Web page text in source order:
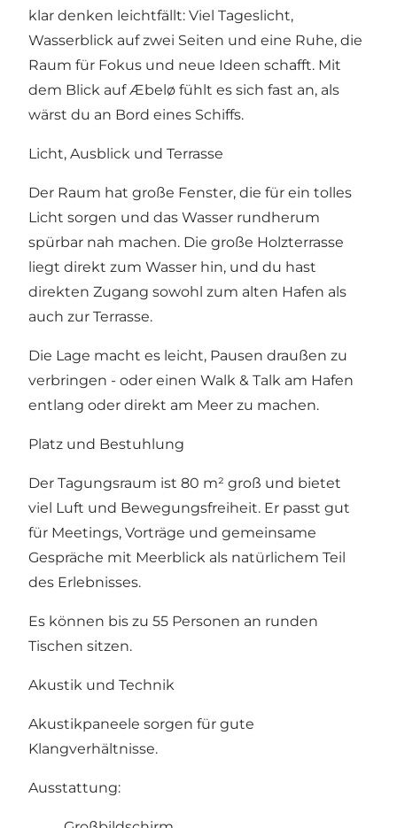
klar denken leichtfällt: Viel Tageslicht,
Wasserblick auf zwei Seiten und eine Ruhe, die
Raum für Fokus und neue Ideen schafft. Mit
dem Blick auf Æbelø fühlt es sich fast an, als
wärst du an Bord eines Schiffs.
Licht, Ausblick und Terrasse
Der Raum hat große Fenster, die für ein tolles
Licht sorgen und das Wasser rundherum
spürbar nah machen. Die große Holzterrasse
liegt direkt zum Wasser hin, und du hast
direkten Zugang sowohl zum alten Hafen als
auch zur Terrasse.
Die Lage macht es leicht, Pausen draußen zu
verbringen - oder einen Walk & Talk am Hafen
entlang oder direkt am Meer zu machen.
Platz und Bestuhlung
Der Tagungsraum ist 80 m² groß und bietet
viel Luft und Bewegungsfreiheit. Er passt gut
für Meetings, Vorträge und gemeinsame
Gespräche mit Meerblick als natürlichem Teil
des Erlebnisses.
Es können bis zu 55 Personen an runden
Tischen sitzen.
Akustik und Technik
Akustikpaneele sorgen für gute
Klangverhältnisse.
Ausstattung: